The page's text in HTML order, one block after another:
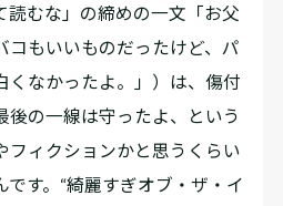
読むな」の締めの一文「お父
コもいいものだったけど、パ
くなかったよ。」）は、傷付
後の一線は守ったよ、という
フィクションかと思うくらい
す。“綺麗すぎオブ・ザ・イ